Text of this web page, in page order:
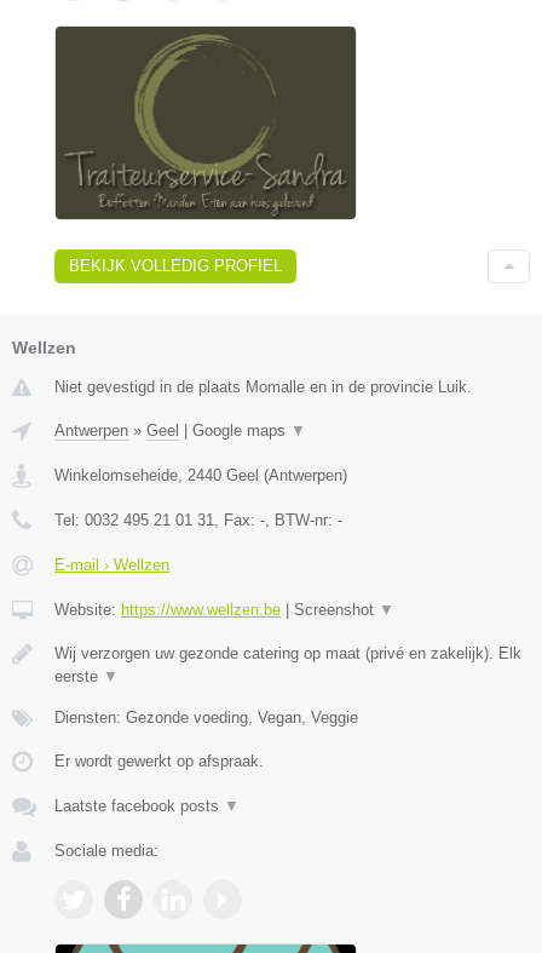
BEKIJK VOLLEDIG PROFIEL
Wellzen
Niet gevestigd in de plaats Momalle en in de provincie Luik.
Antwerpen » Geel | Google maps ▼
Winkelomseheide 2440 Geel (Antwerpen)
Tel: 0032 495 21 01 31 , Fax: - , BTW-nr: -
E-mail › Wellzen
Website: https://www.wellzen.be | Screenshot ▼
Wij verzorgen uw gezonde catering op maat (privé en zakelijk). Elk
eerste ▼
Diensten: Gezonde voeding, Vegan, Veggie
Er wordt gewerkt op afspraak.
Laatste facebook posts ▼
Sociale media: